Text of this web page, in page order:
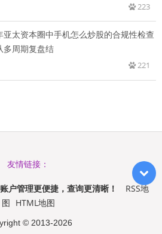
223
亚太资本圈中手机怎么炒股的合规性检查
多周期复盘结
221
友情链接：
户管理更便捷，查询更清晰！
RSS地
图 HTML地图
© 2013-2026